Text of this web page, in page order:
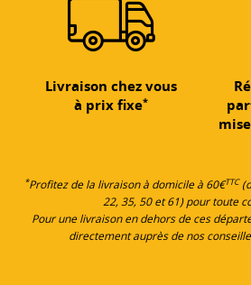
Livraison chez vous
à prix fixe*
*Profitez de la livraison à domicile à 60€TTC
22, 35, 50 et 61) pour toute
Pour une livraison en dehors de ces
directement auprès de nos